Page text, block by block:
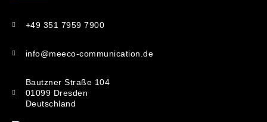
+49 351 7959 7900
info@meeco-communication.de
Bautzner Straße 104
01099 Dresden
Deutschland